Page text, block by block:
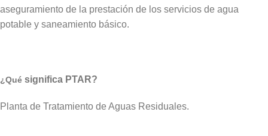
aseguramiento de la prestación de los servicios de agua
potable y saneamiento básico.
¿Qué significa PTAR?
Planta de Tratamiento de Aguas Residuales.